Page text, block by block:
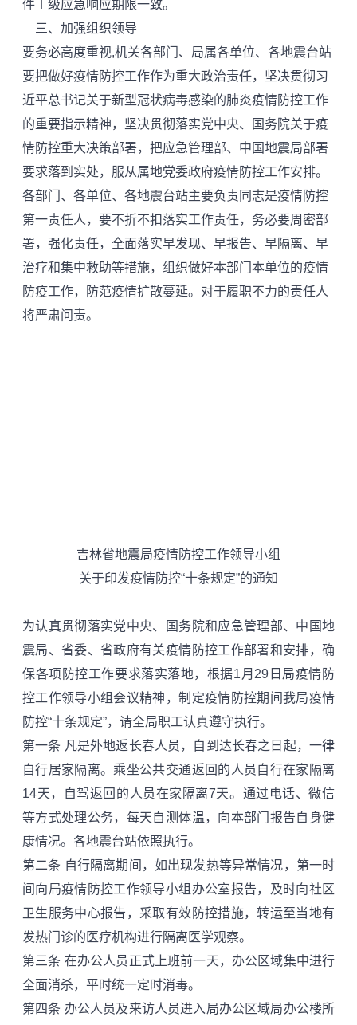
件Ⅰ级应急响应期限一致。
三、加强组织领导
要务必高度重视,机关各部门、局属各单位、各地震台站
要把做好疫情防控工作作为重大政治责任，坚决贯彻习
近平总书记关于新型冠状病毒感染的肺炎疫情防控工作
的重要指示精神，坚决贯彻落实党中央、国务院关于疫
情防控重大决策部署，把应急管理部、中国地震局部署
要求落到实处，服从属地党委政府疫情防控工作安排。
各部门、各单位、各地震台站主要负责同志是疫情防控
第一责任人，要不折不扣落实工作责任，务必要周密部
署，强化责任，全面落实早发现、早报告、早隔离、早
治疗和集中救助等措施，组织做好本部门本单位的疫情
防疫工作，防范疫情扩散蔓延。对于履职不力的责任人
将严肃问责。
吉林省地震局疫情防控工作领导小组
关于印发疫情防控“十条规定”的通知
为认真贯彻落实党中央、国务院和应急管理部、中国地
震局、省委、省政府有关疫情防控工作部署和安排，确
保各项防控工作要求落实落地，根据1月29日局疫情防
控工作领导小组会议精神，制定疫情防控期间我局疫情
防控“十条规定”，请全局职工认真遵守执行。
第一条 凡是外地返长春人员，自到达长春之日起，一律
自行居家隔离。乘坐公共交通返回的人员自行在家隔离
14天，自驾返回的人员在家隔离7天。通过电话、微信
等方式处理公务，每天自测体温，向本部门报告自身健
康情况。各地震台站依照执行。
第二条 自行隔离期间，如出现发热等异常情况，第一时
间向局疫情防控工作领导小组办公室报告，及时向社区
卫生服务中心报告，采取有效防控措施，转运至当地有
发热门诊的医疗机构进行隔离医学观察。
第三条 在办公人员正式上班前一天，办公区域集中进行
全面消杀，平时统一定时消毒。
第四条 办公人员及来访人员进入局办公区域局办公楼所